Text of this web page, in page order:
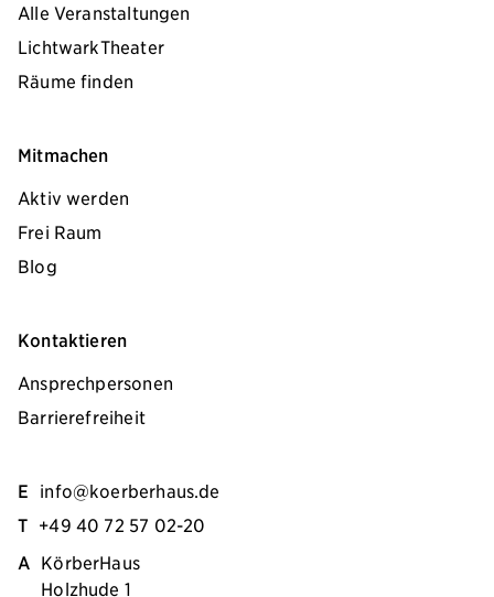
Alle Veranstaltungen
LichtwarkTheater
Räume finden
Mitmachen
Aktiv werden
Frei Raum
Blog
Kontaktieren
Ansprechpersonen
Barrierefreiheit
E info@koerberhaus.de
T +49 40 72 57 02-20
A KörberHaus
Holzhude 1